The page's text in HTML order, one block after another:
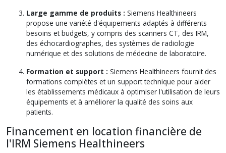
Large gamme de produits : Siemens Healthineers
propose une variété d'équipements adaptés à différents
besoins et budgets, y compris des scanners CT, des IRM,
des échocardiographes, des systèmes de radiologie
numérique et des solutions de médecine de laboratoire.
Formation et support : Siemens Healthineers fournit des
formations complètes et un support technique pour aider
les établissements médicaux à optimiser l'utilisation de leurs
équipements et à améliorer la qualité des soins aux
patients.
Financement en location financière de
l'IRM Siemens Healthineers